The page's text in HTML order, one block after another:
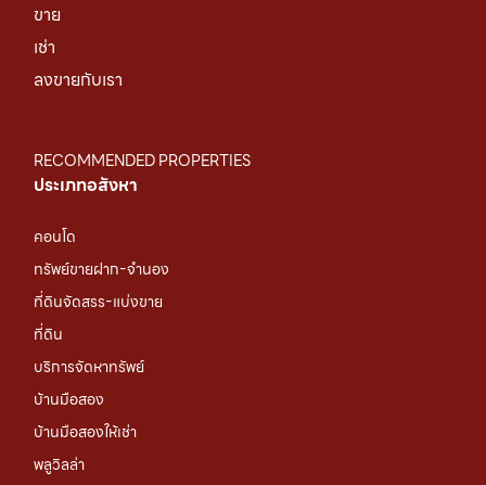
ขาย
เช่า
ลงขายกับเรา
RECOMMENDED PROPERTIES
ประเภทอสังหา
คอนโด
ทรัพย์ขายฝาก-จำนอง
ที่ดินจัดสรร-แบ่งขาย
ที่ดิน
บริการจัดหาทรัพย์
บ้านมือสอง
บ้านมือสองให้เช่า
พลูวิลล่า